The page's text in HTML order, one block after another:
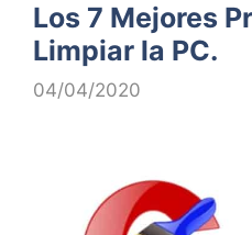
Los 7 Mejores
Limpiar la PC.
04/04/2020